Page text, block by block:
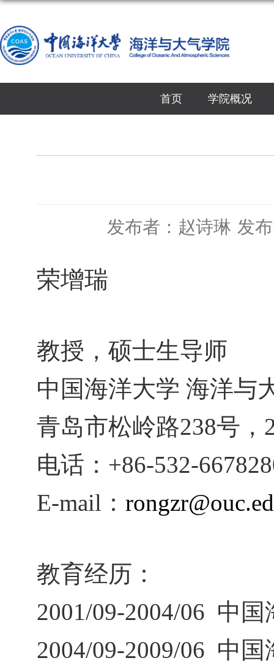
首页 学院概况
发布者：赵诗琳 发
荣增瑞
教授，硕士生导师
中国海洋大学 海洋与
青岛市松岭路238号，
电话： +86-532-
E-mail ：
教育经历：
2001/09-2004/06 中国
2004/09-2009/06 中国